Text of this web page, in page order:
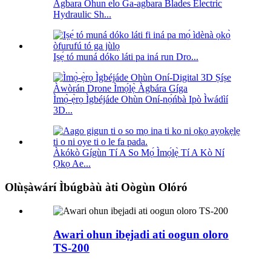
Agbara Ohun elo Ga-agbara Blades Electric
Hydraulic Sh...
Iṣẹ́ tó muná dóko láti pa iná run Dro...
Ìmọ̀-ẹ̀rọ Ìgbéjáde Ohùn Oní-nọ́ńbà Ipò Ìwádìí
3D...
Àkókò Gígùn Tí A So Mọ́ Ìmọ́lẹ̀ Tí A Kò Ní
Ọkọ Ae...
Olùṣàwárí Ìbúgbàù àti Oògùn Olóró
Awari ohun ibẹjadi ati oogun oloro
TS-200